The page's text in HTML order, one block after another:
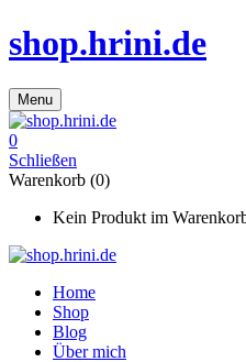
shop.hrini.de
Menu
0
Schließen
Warenkorb (0)
Kein Produkt im
Home
Shop
Blog
Über mich